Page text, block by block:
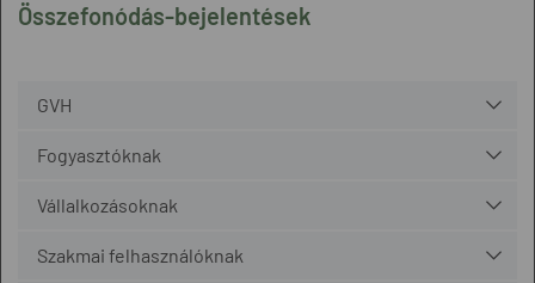
Összefonódás-bejelentések
GVH
Fogyasztóknak
Vállalkozásoknak
Szakmai felhasználóknak